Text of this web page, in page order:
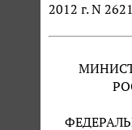
2012 г. N